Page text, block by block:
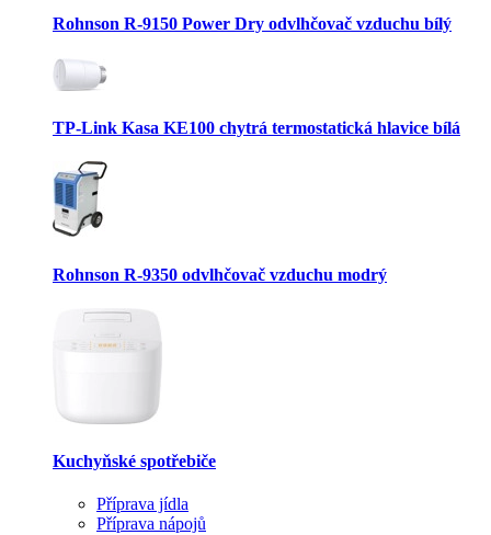
Rohnson R-9150 Power Dry odvlhčovač vzduchu bílý
TP-Link Kasa KE100 chytrá termostatická hlavice bílá
Rohnson R-9350 odvlhčovač vzduchu modrý
Kuchyňské spotřebiče
Příprava jídla
Příprava nápojů